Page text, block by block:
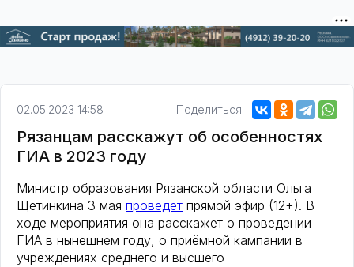
02.05.2023 14:58 Поделиться:
Рязанцам расскажут об особенностях
ГИА в 2023 году
Министр образования Рязанской области Ольга
Щетинкина 3 мая проведёт прямой эфир (12+). В
ходе мероприятия она расскажет о проведении
ГИА в нынешнем году, о приёмной кампании в
учреждениях среднего и высшего